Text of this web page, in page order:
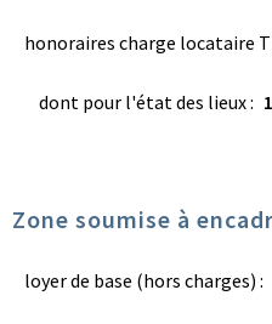
honoraires charge locataire
dont pour l'état des lieux :
Zone soumise à
loyer de base (hors charges) :